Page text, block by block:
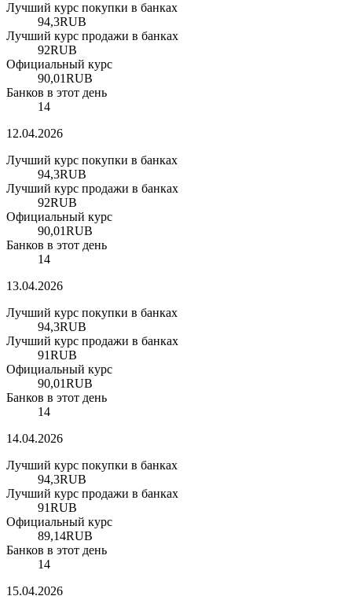
Лучший курс покупки в банках
94,3RUB
Лучший курс продажи в банках
92RUB
Официальный курс
90,01RUB
Банков в этот день
14
12.04.2026
Лучший курс покупки в банках
94,3RUB
Лучший курс продажи в банках
92RUB
Официальный курс
90,01RUB
Банков в этот день
14
13.04.2026
Лучший курс покупки в банках
94,3RUB
Лучший курс продажи в банках
91RUB
Официальный курс
90,01RUB
Банков в этот день
14
14.04.2026
Лучший курс покупки в банках
94,3RUB
Лучший курс продажи в банках
91RUB
Официальный курс
89,14RUB
Банков в этот день
14
15.04.2026